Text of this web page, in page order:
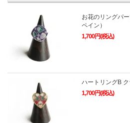
お花のリングパ
ペイン）
1,700円(税込)
ハートリングB ク
1,700円(税込)